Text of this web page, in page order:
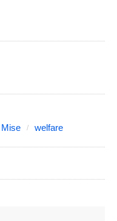
Mise welfare